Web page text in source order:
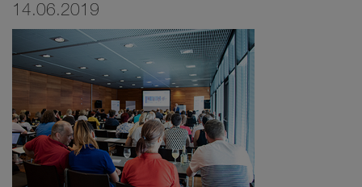
14.06.2019